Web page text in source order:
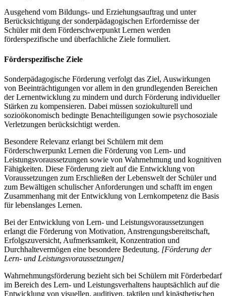
Ausgehend vom Bildungs- und Erziehungsauftrag und unter
Berücksichtigung der sonderpädagogischen Erfordernisse der
Schüler mit dem Förderschwerpunkt Lernen werden
förderspezifische und überfachliche Ziele formuliert.
Förderspezifische Ziele
Sonderpädagogische Förderung verfolgt das Ziel, Auswirkungen
von Beeinträchtigungen vor allem in den grundlegenden Bereichen
der Lernentwicklung zu mindern und durch Förderung individueller
Stärken zu kompensieren. Dabei müssen soziokulturell und
sozioökonomisch bedingte Benachteiligungen sowie psychosoziale
Verletzungen berücksichtigt werden.
Besondere Relevanz erlangt bei Schülern mit dem
Förderschwerpunkt Lernen die Förderung von Lern- und
Leistungsvoraussetzungen sowie von Wahrnehmung und kognitiven
Fähigkeiten. Diese Förderung zielt auf die Entwicklung von
Voraussetzungen zum Erschließen der Lebenswelt der Schüler und
zum Bewältigen schulischer Anforderungen und schafft im engen
Zusammenhang mit der Entwicklung von Lernkompetenz die Basis
für lebenslanges Lernen.
Bei der Entwicklung von Lern- und Leistungsvoraussetzungen
erlangt die Förderung von Motivation, Anstrengungsbereitschaft,
Erfolgszuversicht, Aufmerksamkeit, Konzentration und
Durchhaltevermögen eine besondere Bedeutung. [Förderung der
Lern- und Leistungsvoraussetzungen]
Wahrnehmungsförderung bezieht sich bei Schülern mit Förderbedarf
im Bereich des Lern- und Leistungsverhaltens hauptsächlich auf die
Entwicklung von visuellen, auditiven, taktilen und kinästhetischen